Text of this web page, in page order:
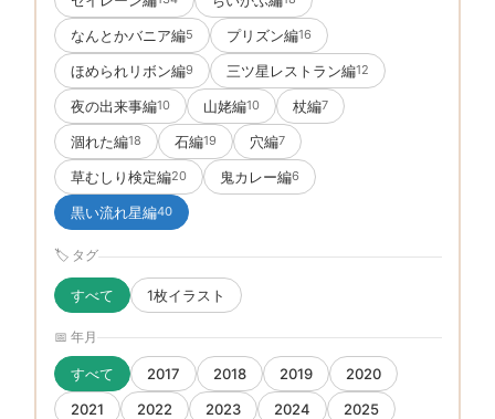
なんとかバニア編5 プリズン編16
ほめられリボン編9 三ツ星レストラン編12
夜の出来事編10 山姥編10 杖編7
涸れた編18 石編19 穴編7
草むしり検定編20 鬼カレー編6
黒い流れ星編40
🏷 タグ
すべて 1枚イラスト
📅 年月
すべて 2017 2018 2019
2020
2021
2022 2023 2024
2025